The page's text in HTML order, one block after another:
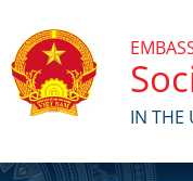
IN THE